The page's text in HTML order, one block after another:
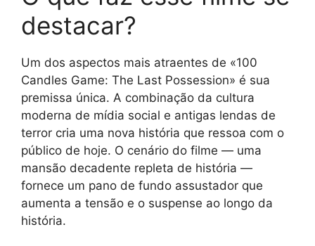
destacar?
Um dos aspectos mais atraentes de «100
Candles Game: The Last Possession» é sua
premissa única. A combinação da cultura
moderna de mídia social e antigas lendas de
terror cria uma nova história que ressoa com o
público de hoje. O cenário do filme — uma
mansão decadente repleta de história —
fornece um pano de fundo assustador que
aumenta a tensão e o suspense ao longo da
história.